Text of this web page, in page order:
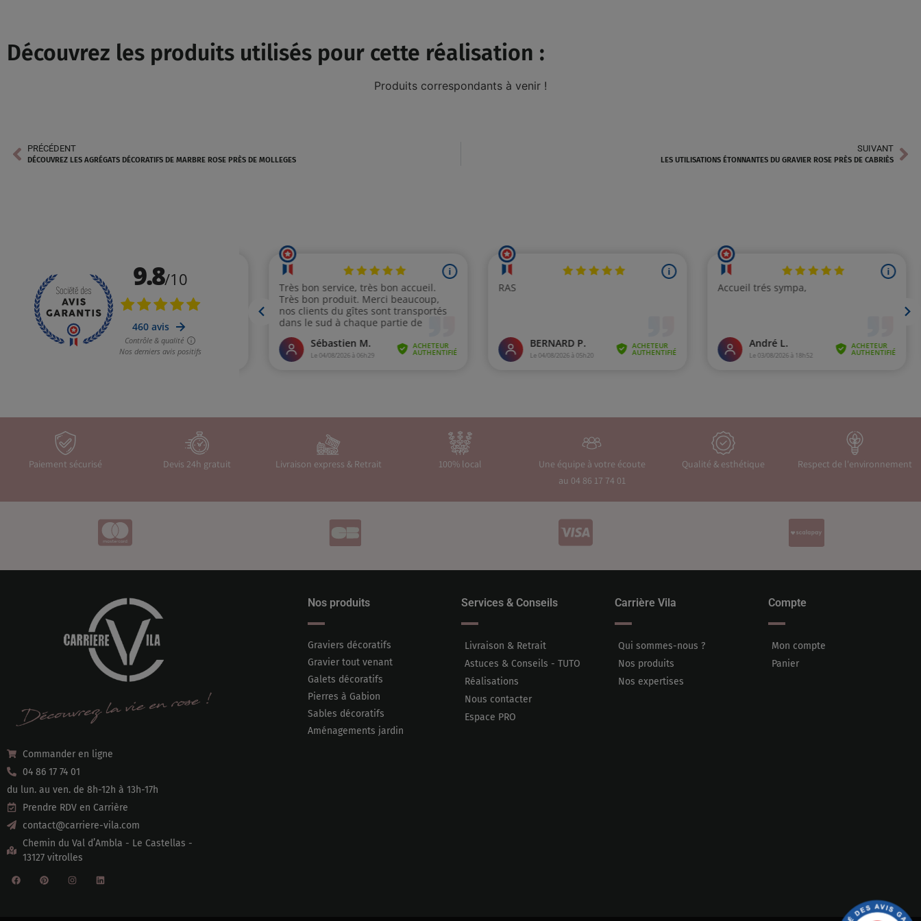
Découvrez les produits utilisés pour cette réalisation :
Produits correspondants à venir !
PRÉCÉDENT
DÉCOUVREZ LES AGRÉGATS DÉCORATIFS DE MARBRE ROSE PRÈS DE MOLLEGES
SUIVANT
LES UTILISATIONS ÉTONNANTES DU GRAVIER ROSE PRÈS DE CABRIÈS
Paiement sécurisé Devis 24h gratuit Livraison express & Retrait 100% local
Une équipe à votre écoute
au 04 86 17 74 01
Qualité & esthétique Respect de l'environnement
Commander en ligne
04 86 17 74 01
du lun. au ven. de 8h-12h à 13h-17h
Prendre RDV en Carrière
contact@carriere-vila.com
Chemin du Val d’Ambla - Le Castellas -
13127 vitrolles
Nos produits
Graviers décoratifs
Gravier tout venant
Galets décoratifs
Pierres à Gabion
Sables décoratifs
Aménagements jardin
Services & Conseils
Livraison & Retrait
Astuces & Conseils - TUTO
Réalisations
Nous contacter
Espace PRO
Carrière Vila
Qui sommes-nous ?
Nos produits
Nos expertises
Compte
Mon compte
Panier